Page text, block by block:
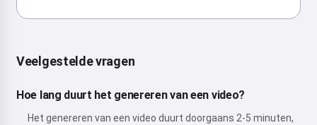
Veelgestelde vragen
Hoe lang duurt het genereren van een video?
Het genereren van een video duurt doorgaans 2-5 minuten,